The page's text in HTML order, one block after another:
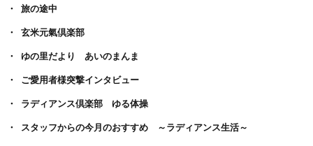
旅の途中
玄米元氣倶楽部
ゆの里だより あいのまんま
ご愛用者様突撃インタビュー
ラディアンス倶楽部 ゆる体操
スタッフからの今月のおすすめ ～ラディアンス生活～